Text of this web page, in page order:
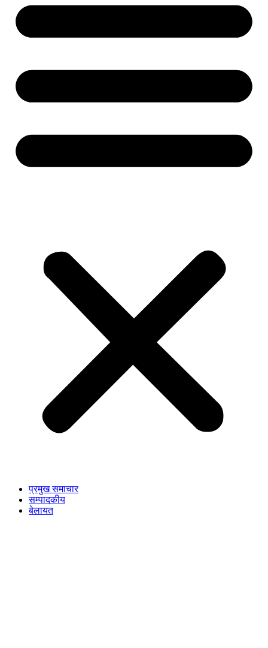
प्रमुख समाचार
सम्पादकीय
बेलायत